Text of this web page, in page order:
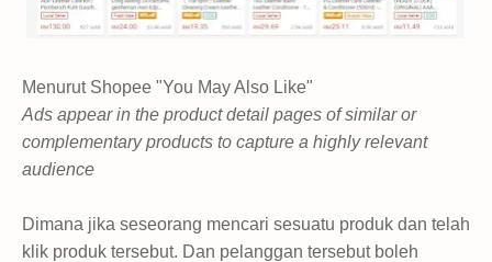
Menurut Shopee "You May Also Like"
Ads appear in the product detail pages of similar or
complementary products to capture a highly relevant
audience
Dimana jika seseorang mencari sesuatu produk dan telah
klik produk tersebut. Dan pelanggan tersebut boleh